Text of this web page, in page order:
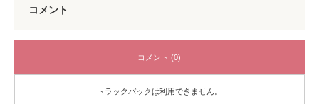
コメント
コメント (0)
トラックバックは利用できません。